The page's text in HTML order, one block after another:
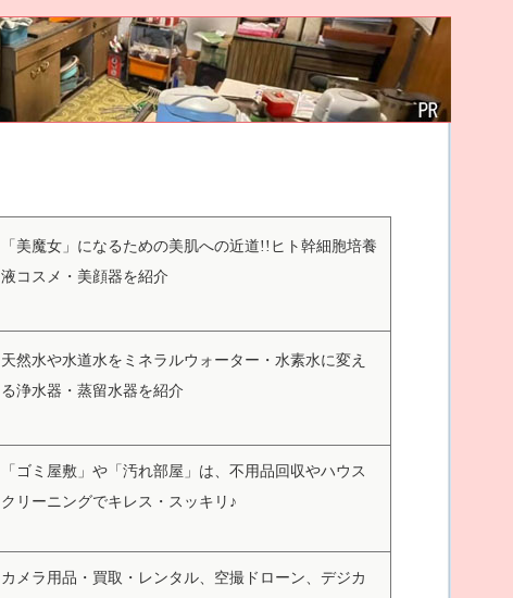
「美魔女」になるための美肌への近道!!ヒト幹細胞培養
液コスメ・美顔器を紹介
天然水や水道水をミネラルウォーター・水素水に変え
る浄水器・蒸留水器を紹介
「ゴミ屋敷」や「汚れ部屋」は、不用品回収やハウス
クリーニングでキレス・スッキリ♪
カメラ用品・買取・レンタル、空撮ドローン、デジカ